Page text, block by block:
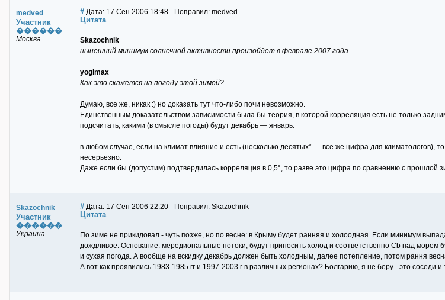
medved
Участник
������
Москва
# Дата: 17 Сен 2006 18:48 - Поправил: medved
Цитата
Skazochnik
нынешний минимум солнечной активности произойдет в феврале 2007 года
yogimax
Как это скажется на погоду этой зимой?
Думаю, все же, никак :) но доказать тут что-либо почи невозможно.
Единственным доказательством зависимости была бы теория, в которой корреляция есть не только
подсчитать, какими (в смысле погоды) будут декабрь — январь.
в любом случае, если на климат влияние и есть (несколько десятых° — все же цифра для климатологов),
несерьезно.
Даже если бы (допустим) подтвердилась корреляция в 0,5°, то разве это цифра по сравнению с прошлой
Skazochnik
Участник
������
Украина
# Дата: 17 Сен 2006 22:20 - Поправил: Skazochnik
Цитата
По зиме не прикидовал - чуть позже, но по весне: в Крыму будет ранняя и холоодная. Если минимум
дождливое. Основание: мередиональные потоки, будут приносить холод и соответственно Cb над
и сухая погода. А вообще на вскидку декабрь должен быть холодным, далее потепление, потом рання
А вот как проявились 1983-1985 гг и 1997-2003 г в различных регионах? Болгарию, я не беру - это соседи и